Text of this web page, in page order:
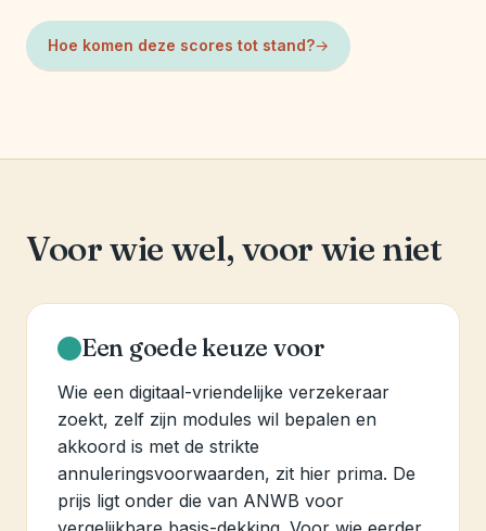
Hoe komen deze scores tot stand?
Voor wie wel, voor wie niet
Een goede keuze voor
Wie een digitaal-vriendelijke verzekeraar
zoekt, zelf zijn modules wil bepalen en
akkoord is met de strikte
annuleringsvoorwaarden, zit hier prima. De
prijs ligt onder die van ANWB voor